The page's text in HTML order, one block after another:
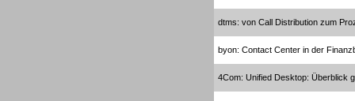
dtms: von Call Distribution zum
byon: Contact Center in der
4Com: Unified Desktop: Überblick